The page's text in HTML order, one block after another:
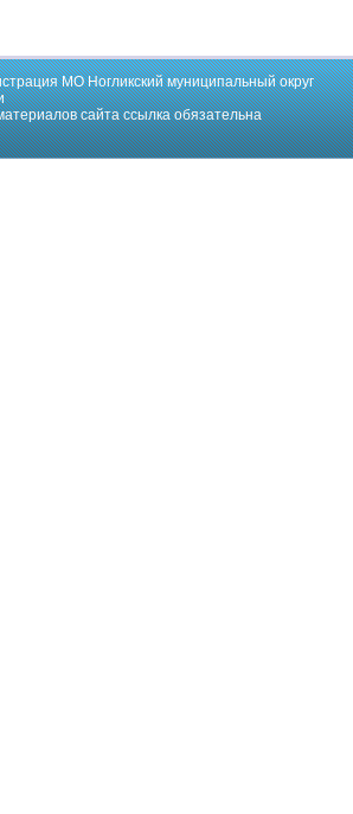
МО Ногликский муниципальный округ
сайта ссылка обязательна